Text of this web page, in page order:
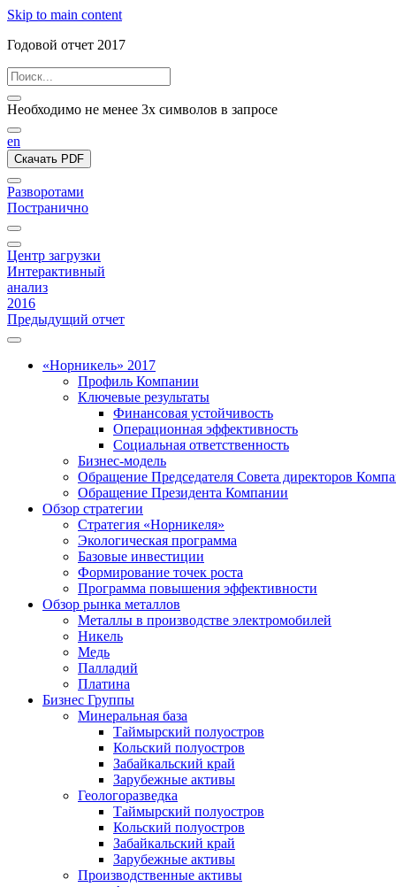
Skip to main content
Годовой отчет 2017
Необходимо не менее 3х символов в запросе
en
Скачать PDF
Разворотами
Постранично
Центр загрузки
Интерактивный
анализ
2016
Предыдущий отчет
«Норникель» 2017
Профиль Компании
Ключевые результаты
Финансовая устойчивость
Операционная эффективность
Социальная ответственность
Бизнес-модель
Обращение Председателя Совета директоров
Обращение Президента Компании
Обзор стратегии
Стратегия «Норникеля»
Экологическая программа
Базовые инвестиции
Формирование точек роста
Программа повышения эффективности
Обзор рынка металлов
Металлы в производстве электромобилей
Никель
Медь
Палладий
Платина
Бизнес Группы
Минеральная база
Таймырский полуостров
Кольский полуостров
Забайкальский край
Зарубежные активы
Геологоразведка
Таймырский полуостров
Кольский полуостров
Забайкальский край
Зарубежные активы
Производственные активы